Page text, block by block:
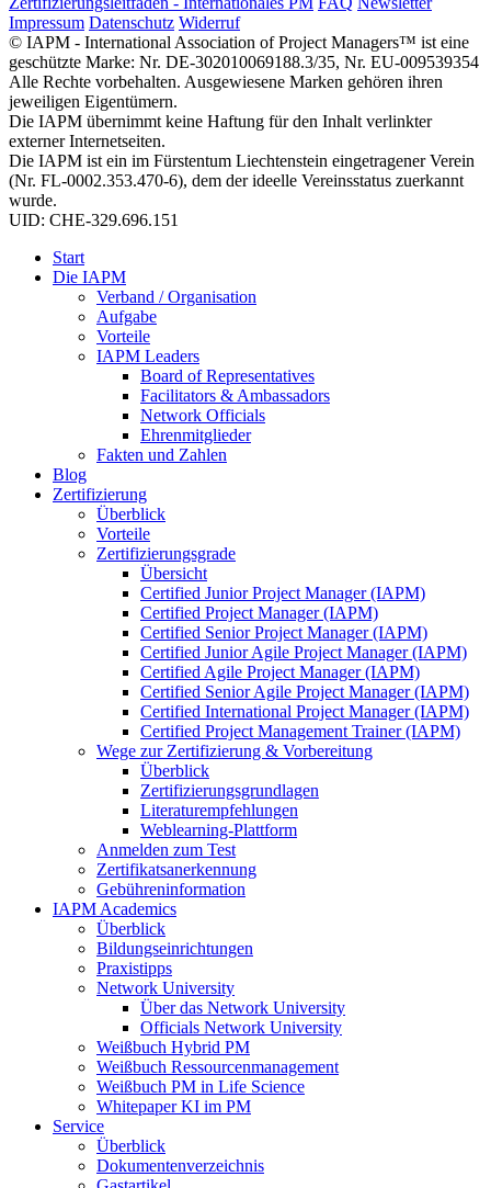
Impressum Datenschutz Widerruf
© IAPM - International Association of Project Managers™ ist eine
geschützte Marke: Nr. DE-302010069188.3/35, Nr. EU-009539354
Alle Rechte vorbehalten. Ausgewiesene Marken gehören ihren
jeweiligen Eigentümern.
Die IAPM übernimmt keine Haftung für den Inhalt verlinkter
externer Internetseiten.
Die IAPM ist ein im Fürstentum Liechtenstein eingetragener Verein
(Nr. FL-0002.353.470-6), dem der ideelle Vereinsstatus zuerkannt
wurde.
UID: CHE-329.696.151
Start
Die IAPM
Verband / Organisation
Aufgabe
Vorteile
IAPM Leaders
Board of Representatives
Facilitators & Ambassadors
Network Officials
Ehrenmitglieder
Fakten und Zahlen
Blog
Zertifizierung
Überblick
Vorteile
Zertifizierungsgrade
Übersicht
Certified Junior Project Manager (IAPM)
Certified Project Manager (IAPM)
Certified Senior Project Manager (IAPM)
Certified Junior Agile Project Manager (IAPM)
Certified Agile Project Manager (IAPM)
Certified Senior Agile Project Manager (IAPM)
Certified International Project Manager (IAPM)
Certified Project Management Trainer (IAPM)
Wege zur Zertifizierung & Vorbereitung
Überblick
Zertifizierungsgrundlagen
Literaturempfehlungen
Weblearning-Plattform
Anmelden zum Test
Zertifikatsanerkennung
Gebühreninformation
IAPM Academics
Überblick
Bildungseinrichtungen
Praxistipps
Network University
Über das Network University
Officials Network University
Weißbuch Hybrid PM
Weißbuch Ressourcenmanagement
Weißbuch PM in Life Science
Whitepaper KI im PM
Service
Überblick
Dokumentenverzeichnis